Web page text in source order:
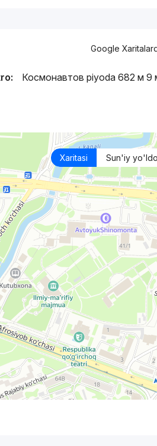
Google
Космонавтов piyoda 682 м 9
Xaritasi Sun'iy